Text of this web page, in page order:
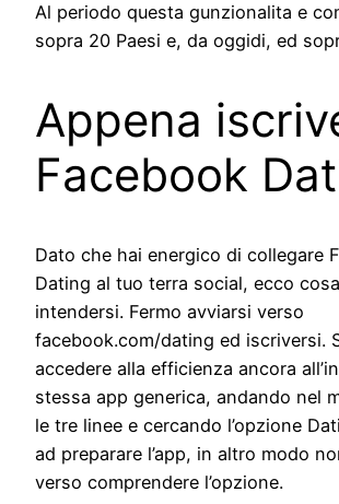
Al periodo questa gunzionalita e
sopra 20 Paesi e, da oggidi, ed
Appena
Facebook
Dato che hai energico di collegare
Dating al tuo terra social, ecco
intendersi. Fermo avviarsi verso
facebook.com/dating ed iscriversi.
accedere alla efficienza ancora
stessa app generica, andando nel
le tre linee e cercando l’opzione
ad preparare l’app, in altro modo
verso comprendere l’opzione.